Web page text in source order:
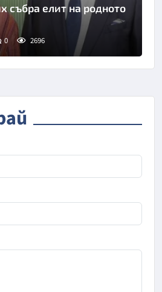
събра елит на родното
0 2696